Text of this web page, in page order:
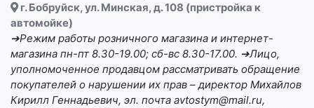
г. Бобруйск, ул. Минская, д. 108 (пристройка к
автомойке)
➔Режим работы розничного магазина и интернет-
магазина пн-пт 8.30-19.00; сб-вс 8.30-17.00. ➔Лицо,
уполномоченное продавцом рассматривать обращение
покупателей о нарушении их прав – директор Михайлов
Кирилл Геннадьевич, эл. почта avtostym@mail.ru,